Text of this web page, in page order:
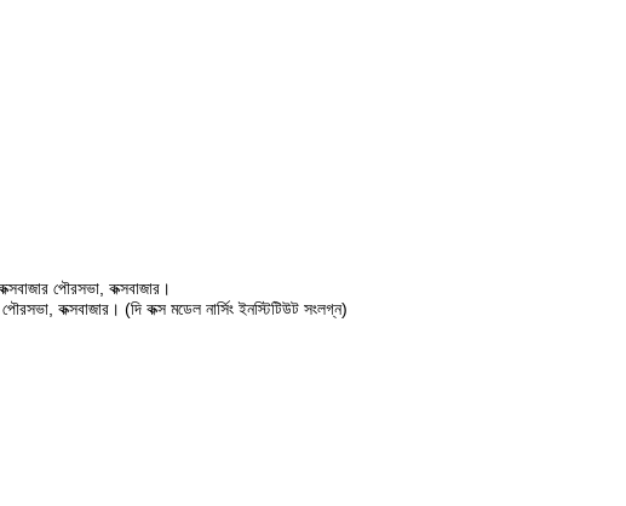
পৌরসভা, কক্সবাজার।
কক্সবাজার। (দি কক্স মডেল নার্সিং ইনস্টিটিউট সংলগ্ন)